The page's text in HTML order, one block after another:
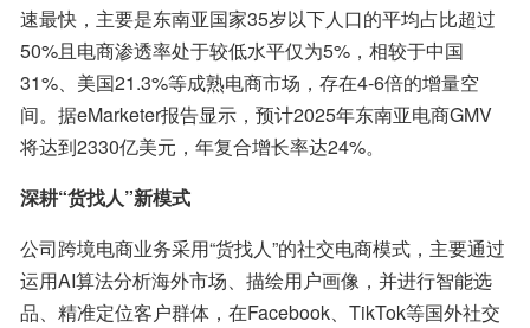
速最快，主要是东南亚国家35岁以下人口的平均占比超过
50%且电商渗透率处于较低水平仅为5%，相较于中国
31%、美国21.3%等成熟电商市场，存在4-6倍的增量空
间。据eMarketer报告显示，预计2025年东南亚电商GMV
将达到2330亿美元，年复合增长率达24%。
深耕“货找人”新模式
公司跨境电商业务采用“货找人”的社交电商模式，主要通过
运用AI算法分析海外市场、描绘用户画像，并进行智能选
品、精准定位客户群体，在Facebook、TikTok等国外社交